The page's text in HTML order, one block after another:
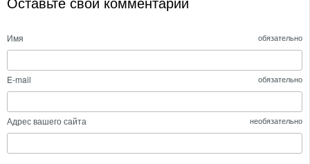
Оставьте свой комментарий
Имя обязательно
E-mail обязательно
Адрес вашего сайта необязательно